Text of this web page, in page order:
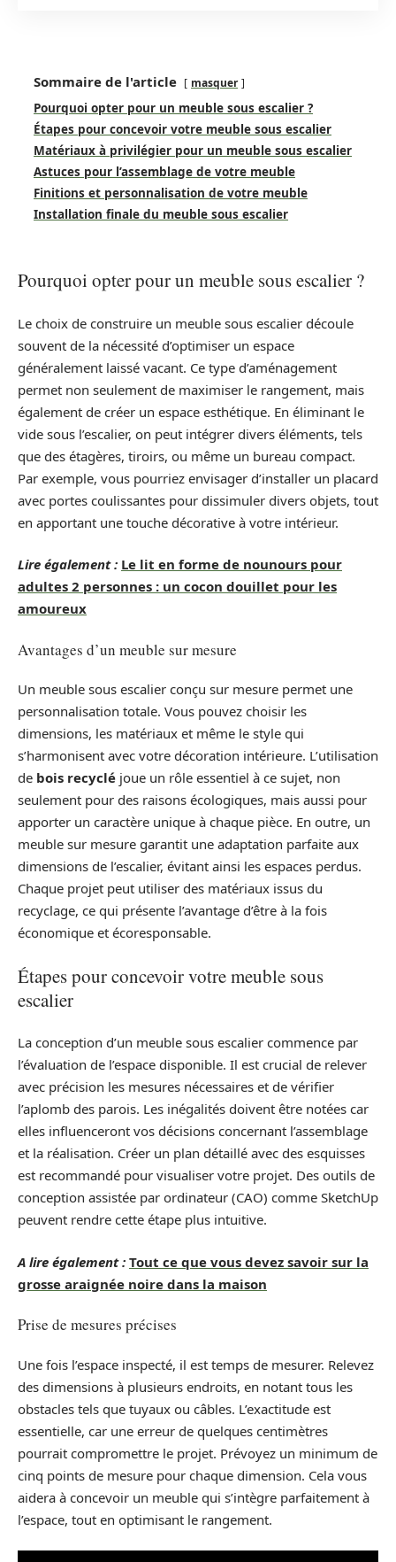
Sommaire de l'article masquer
Pourquoi opter pour un meuble sous escalier ?
Étapes pour concevoir votre meuble sous escalier
Matériaux à privilégier pour un meuble sous escalier
Astuces pour l’assemblage de votre meuble
Finitions et personnalisation de votre meuble
Installation finale du meuble sous escalier
Pourquoi opter pour un meuble sous escalier ?
Le choix de construire un meuble sous escalier découle
souvent de la nécessité d’optimiser un espace
généralement laissé vacant. Ce type d’aménagement
permet non seulement de maximiser le rangement, mais
également de créer un espace esthétique. En éliminant le
vide sous l’escalier, on peut intégrer divers éléments, tels
que des étagères, tiroirs, ou même un bureau compact.
Par exemple, vous pourriez envisager d’installer un placard
avec portes coulissantes pour dissimuler divers objets, tout
en apportant une touche décorative à votre intérieur.
Lire également : Le lit en forme de nounours pour
adultes 2 personnes : un cocon douillet pour les
amoureux
Avantages d’un meuble sur mesure
Un meuble sous escalier conçu sur mesure permet une
personnalisation totale. Vous pouvez choisir les
dimensions, les matériaux et même le style qui
s’harmonisent avec votre décoration intérieure. L’utilisation
de bois recyclé joue un rôle essentiel à ce sujet, non
seulement pour des raisons écologiques, mais aussi pour
apporter un caractère unique à chaque pièce. En outre, un
meuble sur mesure garantit une adaptation parfaite aux
dimensions de l’escalier, évitant ainsi les espaces perdus.
Chaque projet peut utiliser des matériaux issus du
recyclage, ce qui présente l’avantage d’être à la fois
économique et écoresponsable.
Étapes pour concevoir votre meuble sous
escalier
La conception d’un meuble sous escalier commence par
l’évaluation de l’espace disponible. Il est crucial de relever
avec précision les mesures nécessaires et de vérifier
l’aplomb des parois. Les inégalités doivent être notées car
elles influenceront vos décisions concernant l’assemblage
et la réalisation. Créer un plan détaillé avec des esquisses
est recommandé pour visualiser votre projet. Des outils de
conception assistée par ordinateur (CAO) comme SketchUp
peuvent rendre cette étape plus intuitive.
A lire également : Tout ce que vous devez savoir sur la
grosse araignée noire dans la maison
Prise de mesures précises
Une fois l’espace inspecté, il est temps de mesurer. Relevez
des dimensions à plusieurs endroits, en notant tous les
obstacles tels que tuyaux ou câbles. L’exactitude est
essentielle, car une erreur de quelques centimètres
pourrait compromettre le projet. Prévoyez un minimum de
cinq points de mesure pour chaque dimension. Cela vous
aidera à concevoir un meuble qui s’intègre parfaitement à
l’espace, tout en optimisant le rangement.